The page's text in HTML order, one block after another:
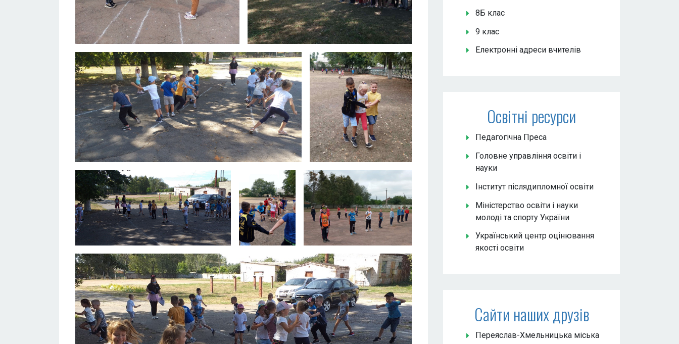
8Б клас
9 клас
Електронні адреси вчителів
Освітні ресурси
Педагогічна Преса
Головне управління освіти і
науки
Інститут післядипломної освіти
Міністерство освіти і науки
молоді та спорту України
Український центр оцінювання
якості освіти
Сайти наших друзів
Переяслав-Хмельницька міська